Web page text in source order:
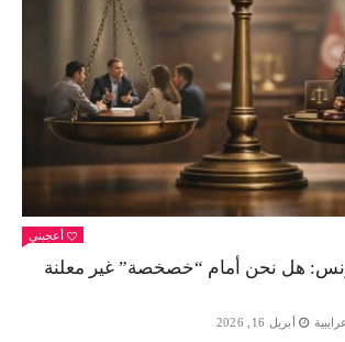
أعجبني
هل نحن أمام “خصخصة” غير معلنة
أبريل 16, 2026